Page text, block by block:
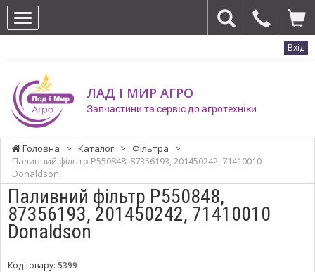
Вхід
ЛАД І МИР АГРО
Запчастини та сервіс до агротехніки
Головна > Каталог > Фільтра
>
Паливний фільтр P550848, 87356193, 201450242, 71410010
Donaldson
Паливний фільтр P550848,
87356193, 201450242, 71410010
Donaldson
Код товару: 5399